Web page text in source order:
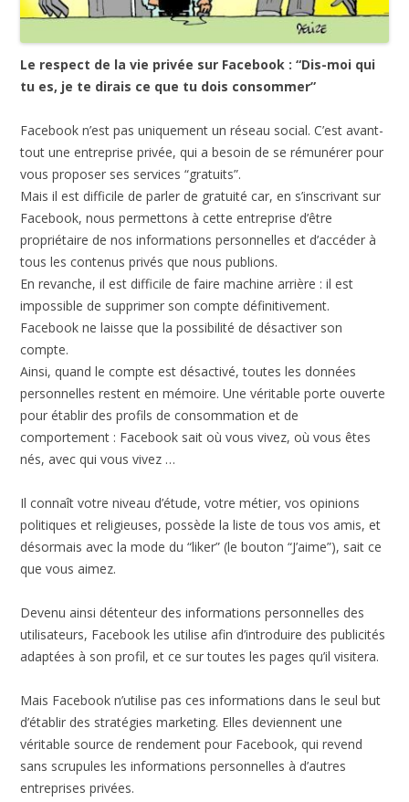
Le respect de la vie privée sur Facebook : “Dis-moi qui
tu es, je te dirais ce que tu dois consommer”
Facebook n’est pas uniquement un réseau social. C’est avant-
tout une entreprise privée, qui a besoin de se rémunérer pour
vous proposer ses services “gratuits”.
Mais il est difficile de parler de gratuité car, en s’inscrivant sur
Facebook, nous permettons à cette entreprise d’être
propriétaire de nos informations personnelles et d’accéder à
tous les contenus privés que nous publions.
En revanche, il est difficile de faire machine arrière : il est
impossible de supprimer son compte définitivement.
Facebook ne laisse que la possibilité de désactiver son
compte.
Ainsi, quand le compte est désactivé, toutes les données
personnelles restent en mémoire. Une véritable porte ouverte
pour établir des profils de consommation et de
comportement : Facebook sait où vous vivez, où vous êtes
nés, avec qui vous vivez …
Il connaît votre niveau d’étude, votre métier, vos opinions
politiques et religieuses, possède la liste de tous vos amis, et
désormais avec la mode du “liker” (le bouton “J’aime”), sait ce
que vous aimez.
Devenu ainsi détenteur des informations personnelles des
utilisateurs, Facebook les utilise afin d’introduire des publicités
adaptées à son profil, et ce sur toutes les pages qu’il visitera.
Mais Facebook n’utilise pas ces informations dans le seul but
d’établir des stratégies marketing. Elles deviennent une
véritable source de rendement pour Facebook, qui revend
sans scrupules les informations personnelles à d’autres
entreprises privées.